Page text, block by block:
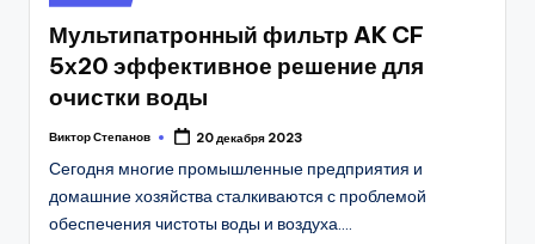
in
Мультипатронный фильтр AK CF
5х20 эффективное решение для
очистки воды
Posted
Виктор Степанов 20 декабря 2023
Сегодня многие промышленные предприятия и
домашние хозяйства сталкиваются с проблемой
обеспечения чистоты воды и воздуха.…